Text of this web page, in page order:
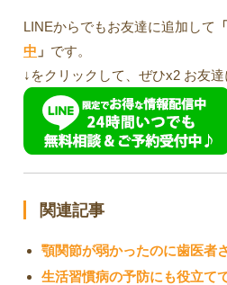
LINEからでもお友達に追加して
中 」 です。
↓をクリックして、ぜひx2 お友
関連記事
顎関節が弱かったのに歯医者
生活習慣病の予防にも役立て